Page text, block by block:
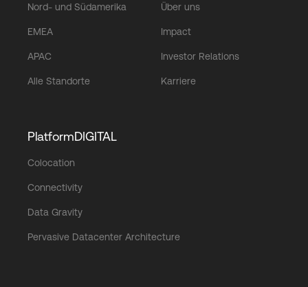
Nord- und Südamerika
EMEA
APAC
Alle Standorte
Über uns
Impact
Investor Relations
Karriere
PlatformDIGITAL
Colocation
Connectivity
Data Gravity
Pervasive Datacenter Architecture